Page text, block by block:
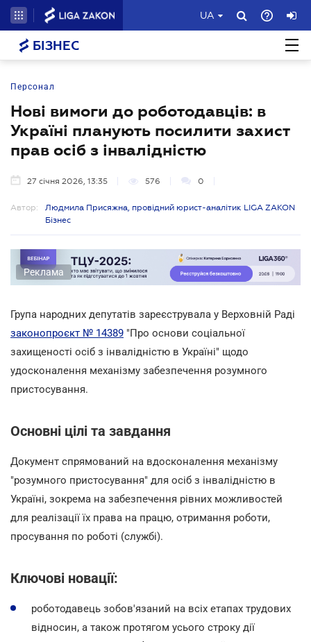
UA
БІЗНЕС
Персонал
Нові вимоги до роботодавців: в
Україні планують посилити захист
прав осіб з інвалідністю
27 січня 2026, 13:35 576 0
Автор:
Людмила Присяжна, провідний юрист-аналітик LIGA ZAKON
Бізнес
Реклама
Група народних депутатів зареєструвала у Верховній Раді
законопроєкт № 14389 "Про основи соціальної
захищеності осіб з інвалідністю в Україні" щодо
удосконалення механізму забезпечення розумного
пристосування.
Основні цілі та завдання
Документ спрямований на вдосконалення механізму
"розумного пристосування" для осіб з інвалідністю в
Україні, зокрема на забезпечення рівних можливостей
для реалізації їх права на працю, отримання роботи,
просування по роботі (службі).
Ключові новації:
роботодавець зобов'язаний на всіх етапах трудових
відносин, а також протягом усього строку дії